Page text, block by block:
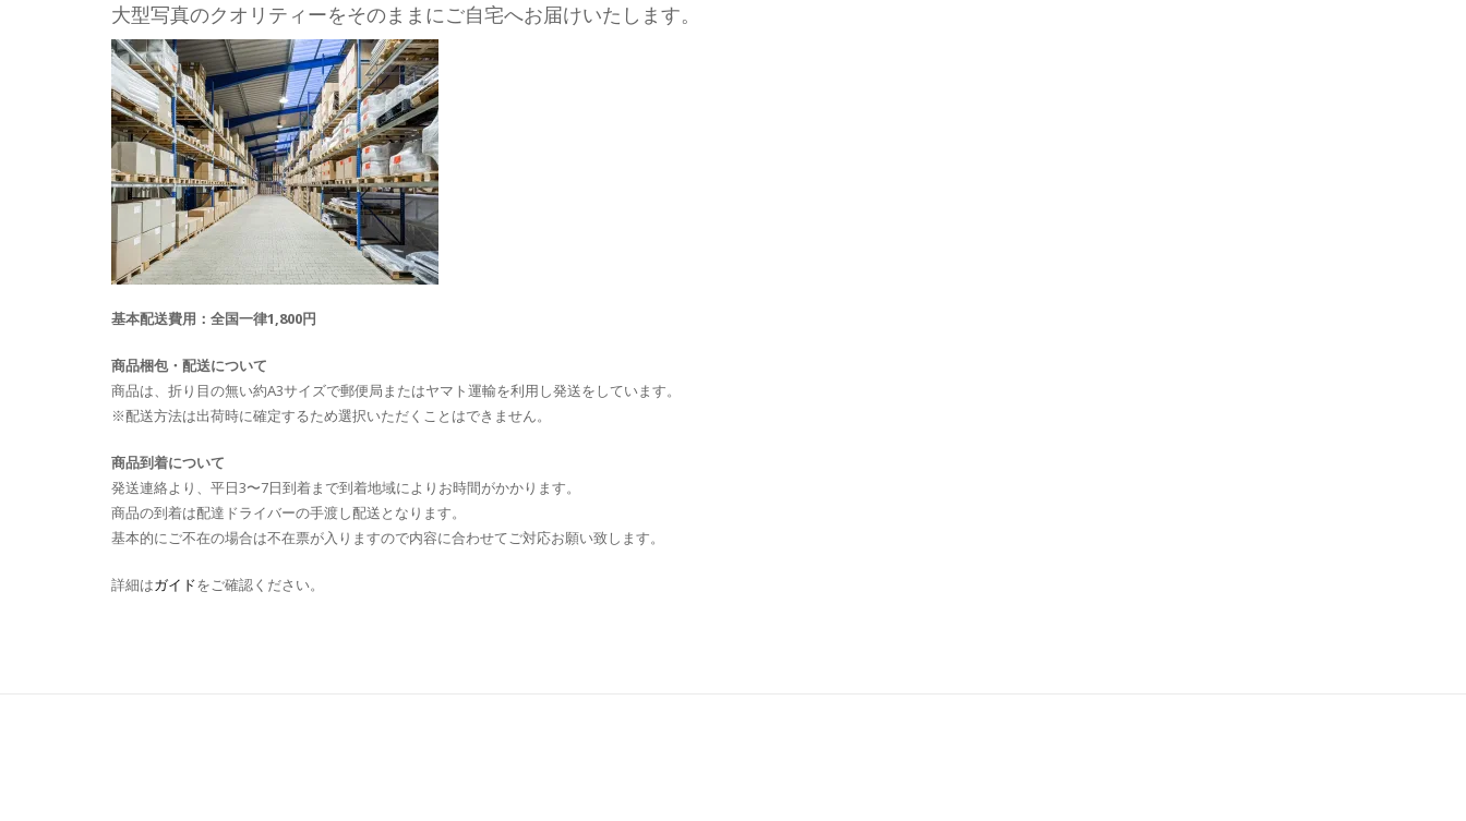
大型写真のクオリティーをそのままにご自宅へお届けいたします。
基本配送費用：全国一律1,800円
商品梱包・配送について
商品は、折り目の無い約A3サイズで郵便局またはヤマト運輸を利用し発送をしています。
※配送方法は出荷時に確定するため選択いただくことはできません。
商品到着について
発送連絡より、平日3〜7日到着まで到着地域によりお時間がかかります。
商品の到着は配達ドライバーの手渡し配送となります。
基本的にご不在の場合は不在票が入りますので内容に合わせてご対応お願い致します。
詳細はガイドをご確認ください。